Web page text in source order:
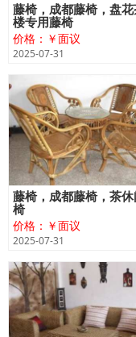
藤椅，成都藤椅，盘
楼专用藤椅
价格：￥面议
2025-07-31
藤椅，成都藤椅，茶
椅
价格：￥面议
2025-07-31